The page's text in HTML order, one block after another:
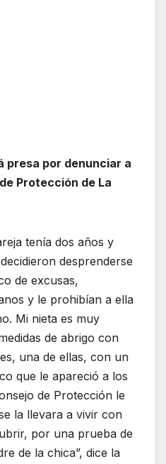
presa por denunciar a
Protección de La
tenía dos años y
desprenderse
de excusas,
y le prohibían a ella
Mi nieta es muy
de abrigo con
una de ellas, con un
que le apareció a los
de Protección le
la llevara a vivir con
por una prueba de
de la chica”, dice la